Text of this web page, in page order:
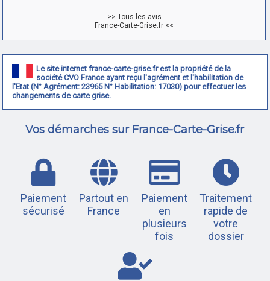
>> Tous les avis
France-Carte-Grise.fr <<
Le site internet france-carte-grise.fr est la propriété de la
société CVO France ayant reçu l'agrément et l'habilitation de
l'Etat (N° Agrément: 23965 N° Habilitation: 17030) pour effectuer les
changements de carte grise.
Vos démarches sur France-Carte-Grise.fr
Paiement
sécurisé
Partout en
France
Paiement
en
plusieurs
fois
Traitement
rapide de
votre
dossier